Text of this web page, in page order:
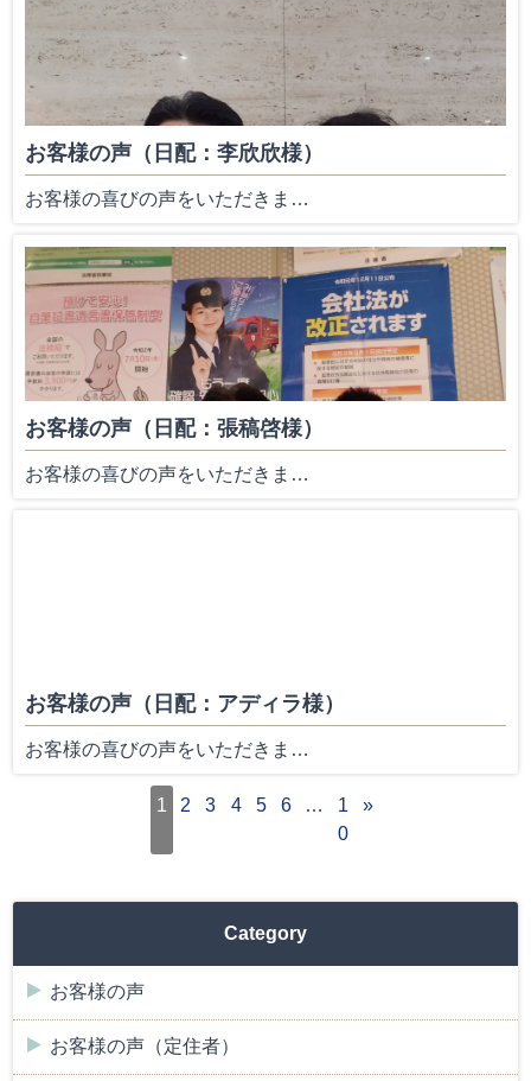
Category
お客様の声
お客様の声（定住者）
お客様の声（日配：李欣欣様）
お客様の喜びの声をいただきま…
お客様の声（日配：張稿啓様）
お客様の喜びの声をいただきま…
お客様の声（日配：アディラ様）
お客様の喜びの声をいただきま…
1 2 3 4 5 6 …
1
0
»